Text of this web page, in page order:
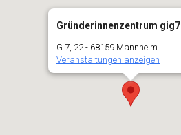
Gründerinnenzentrum gig7
G 7, 22 - 68159 Mannheim
Veranstaltungen anzeigen